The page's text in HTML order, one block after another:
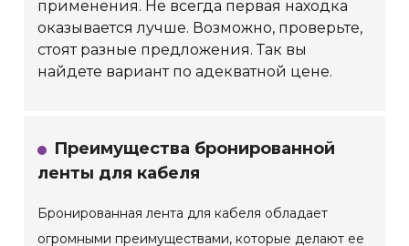
применения. Не всегда первая находка
оказывается лучше. Возможно, проверьте,
стоят разные предложения. Так вы
найдете вариант по адекватной цене.
Преимущества бронированной
ленты для кабеля
Бронированная лента для кабеля обладает
огромными преимуществами, которые делают ее